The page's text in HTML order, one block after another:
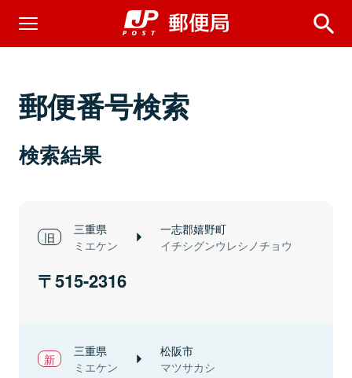
郵便番号検索
検索結果
三重県
ミエケン
一志郡嬉野町
イチシグンウレシノチョウ
515-2316
三重県
ミエケン
松阪市
マツサカシ